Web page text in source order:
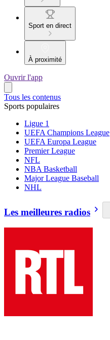
Sport en direct
À proximité
Ouvrir l'app
Tous les contenus
Sports populaires
Ligue 1
UEFA Champions League
UEFA Europa League
Premier League
NFL
NBA Basketball
Major League Baseball
NHL
Les meilleures radios